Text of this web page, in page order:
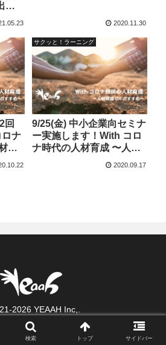
展
2020.11.30
回
ナ
育
サクッと！ラーニング
9/25(金) 中小企業向セミナ
ー実施します！With コロ
ナ時代の人材育成 〜人材
育成DXのすすめ〜
2020.09.17
2026 YEAAH Inc,.
検索 トップ サイドバー